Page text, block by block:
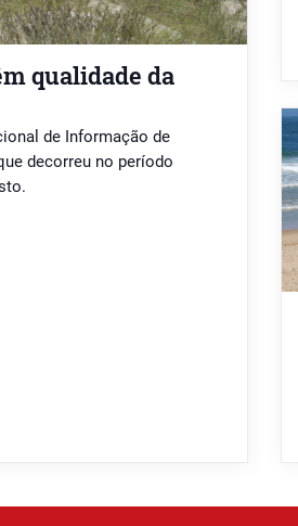
qualidade da
de Informação de
decorreu no período